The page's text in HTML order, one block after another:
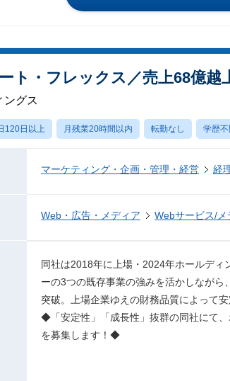
ト・フレックス／売上68億
ングス
120日以上 月残業20時間以内 転勤なし 学歴不
マーケティング・企画・管理・経営 経
Web・広告・メディア Webサービス/メ
同社は2018年に上場・2024年ホールデ
ーの3つの既存事業の強みを活かしなが
突破。上場企業ゆえの財務品質によって
◆「安定性」「成長性」抜群の同社にて
を募集します！◆